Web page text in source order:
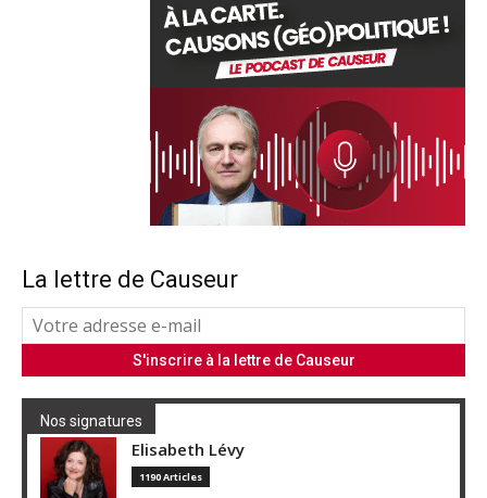
La lettre de Causeur
Nos signatures
Elisabeth Lévy
1190 Articles